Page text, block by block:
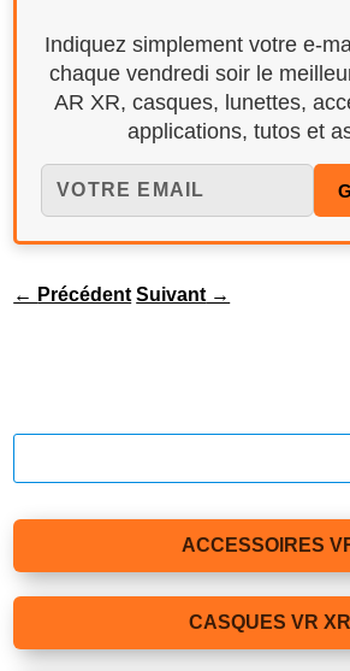
Indiquez simplement votre e-
chaque vendredi soir le
AR XR, casques, lunettes,
applications, tutos et
← Précédent Suivant →
ACCESSOIRES
CASQUES VR XR